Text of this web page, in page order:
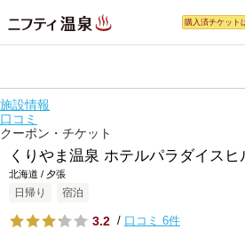
購入済チケット
施設情報
口コミ
クーポン・チケット
くりやま温泉 ホテルパラダイスヒ
北海道 / 夕張
日帰り 宿泊
3.2 / 口コミ 6件